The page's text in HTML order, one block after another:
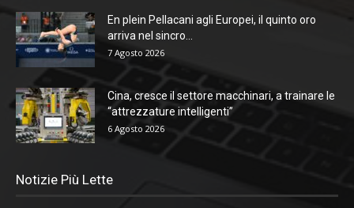
En plein Pellacani agli Europei, il quinto oro
arriva nel sincro...
7 Agosto 2026
Cina, cresce il settore macchinari, a trainare le
“attrezzature intelligenti”
6 Agosto 2026
Notizie Più Lette